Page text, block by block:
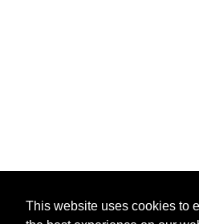
This website uses cookies to